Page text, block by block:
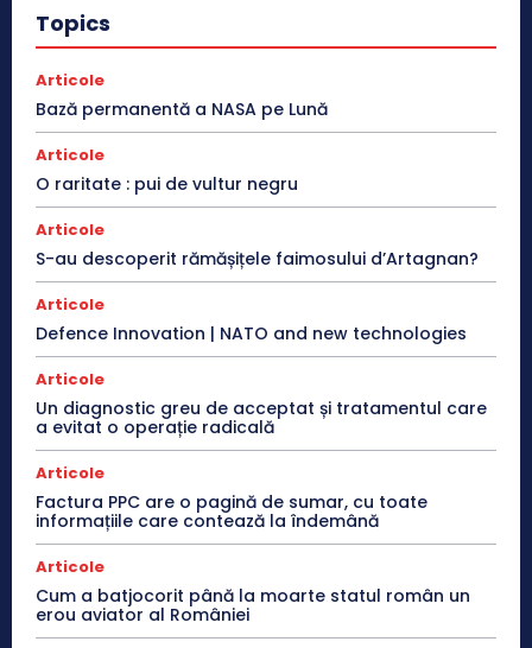
Topics
Articole
Bază permanentă a NASA pe Lună
Articole
O raritate : pui de vultur negru
Articole
S-au descoperit rămășițele faimosului d’Artagnan?
Articole
Defence Innovation | NATO and new technologies
Articole
Un diagnostic greu de acceptat și tratamentul care
a evitat o operație radicală
Articole
Factura PPC are o pagină de sumar, cu toate
informațiile care contează la îndemână
Articole
Cum a batjocorit până la moarte statul român un
erou aviator al României